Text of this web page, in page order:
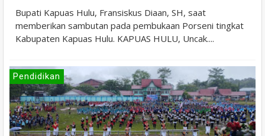
Bupati Kapuas Hulu, Fransiskus Diaan, SH, saat
memberikan sambutan pada pembukaan Porseni tingkat
Kabupaten Kapuas Hulu. KAPUAS HULU, Uncak....
Pendidikan